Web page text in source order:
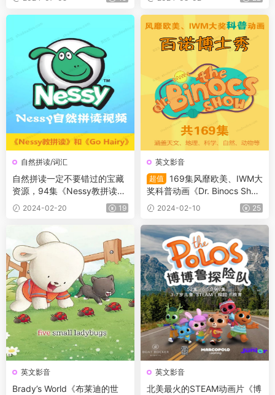
英文字幕
自然拼读/词汇
自然拼读一定不要错过的宝藏
资源，94集《Nessy教拼读》
和《Go Hairy》教学视频
2024-02-20 19
英文影音
超值
169集风靡欧美、IWM大
奖科普动画《Dr. Binocs Show
百诺博士秀》主题几乎涵盖天
文、地理、科学、自然、动物
等各个方面
2024-02-10 25
英文影音
Brady’s World《布莱迪的世
英文影音
北美最火的STEAM动画片《博